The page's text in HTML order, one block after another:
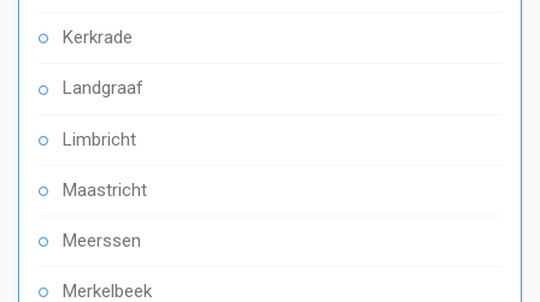
Kerkrade
Landgraaf
Limbricht
Maastricht
Meerssen
Merkelbeek